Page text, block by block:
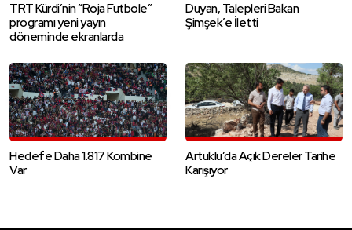
TRT Kürdi’nin “Roja Futbole”
programı yeni yayın
döneminde ekranlarda
Duyan, Talepleri Bakan
Şimşek’e İletti
Hedefe Daha 1.817 Kombine
Var
Artuklu’da Açık Dereler Tarihe
Karışıyor